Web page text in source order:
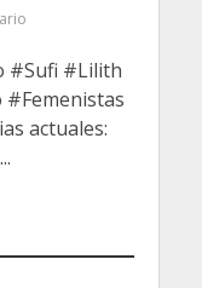
#Sufi #Lilith
actuales: